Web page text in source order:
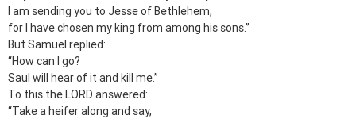
I am sending you to Jesse of Bethlehem,
for I have chosen my king from among his sons.”
But Samuel replied:
“How can I go?
Saul will hear of it and kill me.”
To this the LORD answered:
“Take a heifer along and say,